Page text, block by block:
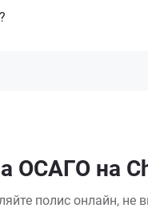
ОСАГО на
полис онлайн, не